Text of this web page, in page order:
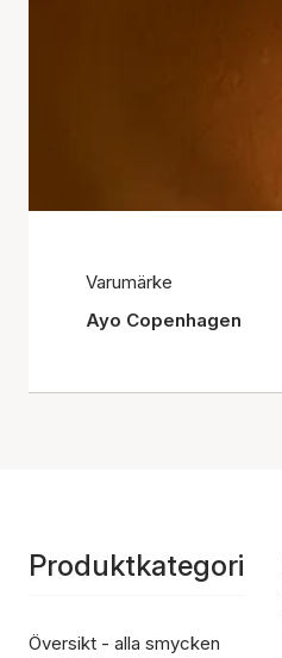
Varumärke
Ayo Copenhagen
Produktkategori
Översikt - alla smycken